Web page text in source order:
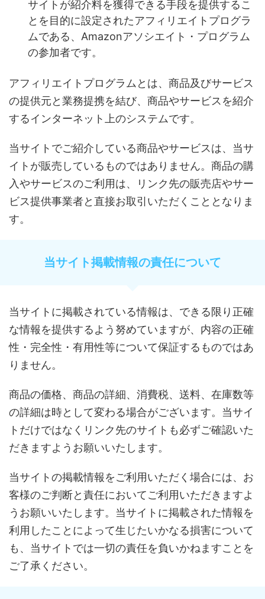
サイトが紹介料を獲得できる手段を提供するこ
とを目的に設定されたアフィリエイトプログラ
ムである、Amazonアソシエイト・プログラム
の参加者です。
アフィリエイトプログラムとは、商品及びサービス
の提供元と業務提携を結び、商品やサービスを紹介
するインターネット上のシステムです。
当サイトでご紹介している商品やサービスは、当サ
イトが販売しているものではありません。商品の購
入やサービスのご利用は、リンク先の販売店やサー
ビス提供事業者と直接お取引いただくこととなりま
す。
当サイト掲載情報の責任について
当サイトに掲載されている情報は、できる限り正確
な情報を提供するよう努めていますが、内容の正確
性・完全性・有用性等について保証するものではあ
りません。
商品の価格、商品の詳細、消費税、送料、在庫数等
の詳細は時として変わる場合がございます。当サイ
トだけではなくリンク先のサイトも必ずご確認いた
だきますようお願いいたします。
当サイトの掲載情報をご利用いただく場合には、お
客様のご判断と責任においてご利用いただきますよ
うお願いいたします。当サイトに掲載された情報を
利用したことによって生じたいかなる損害について
も、当サイトでは一切の責任を負いかねますことを
ご了承ください。